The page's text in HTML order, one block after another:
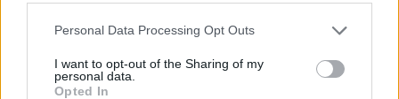
Personal Data Processing Opt Outs
I want to opt-out of the Sharing of my
personal data.
Opted In
A keresett cikk a portfolio.hu hírarchívumához
tartozik, melynek olvasása előfizetéses
regisztrációhoz kötött.